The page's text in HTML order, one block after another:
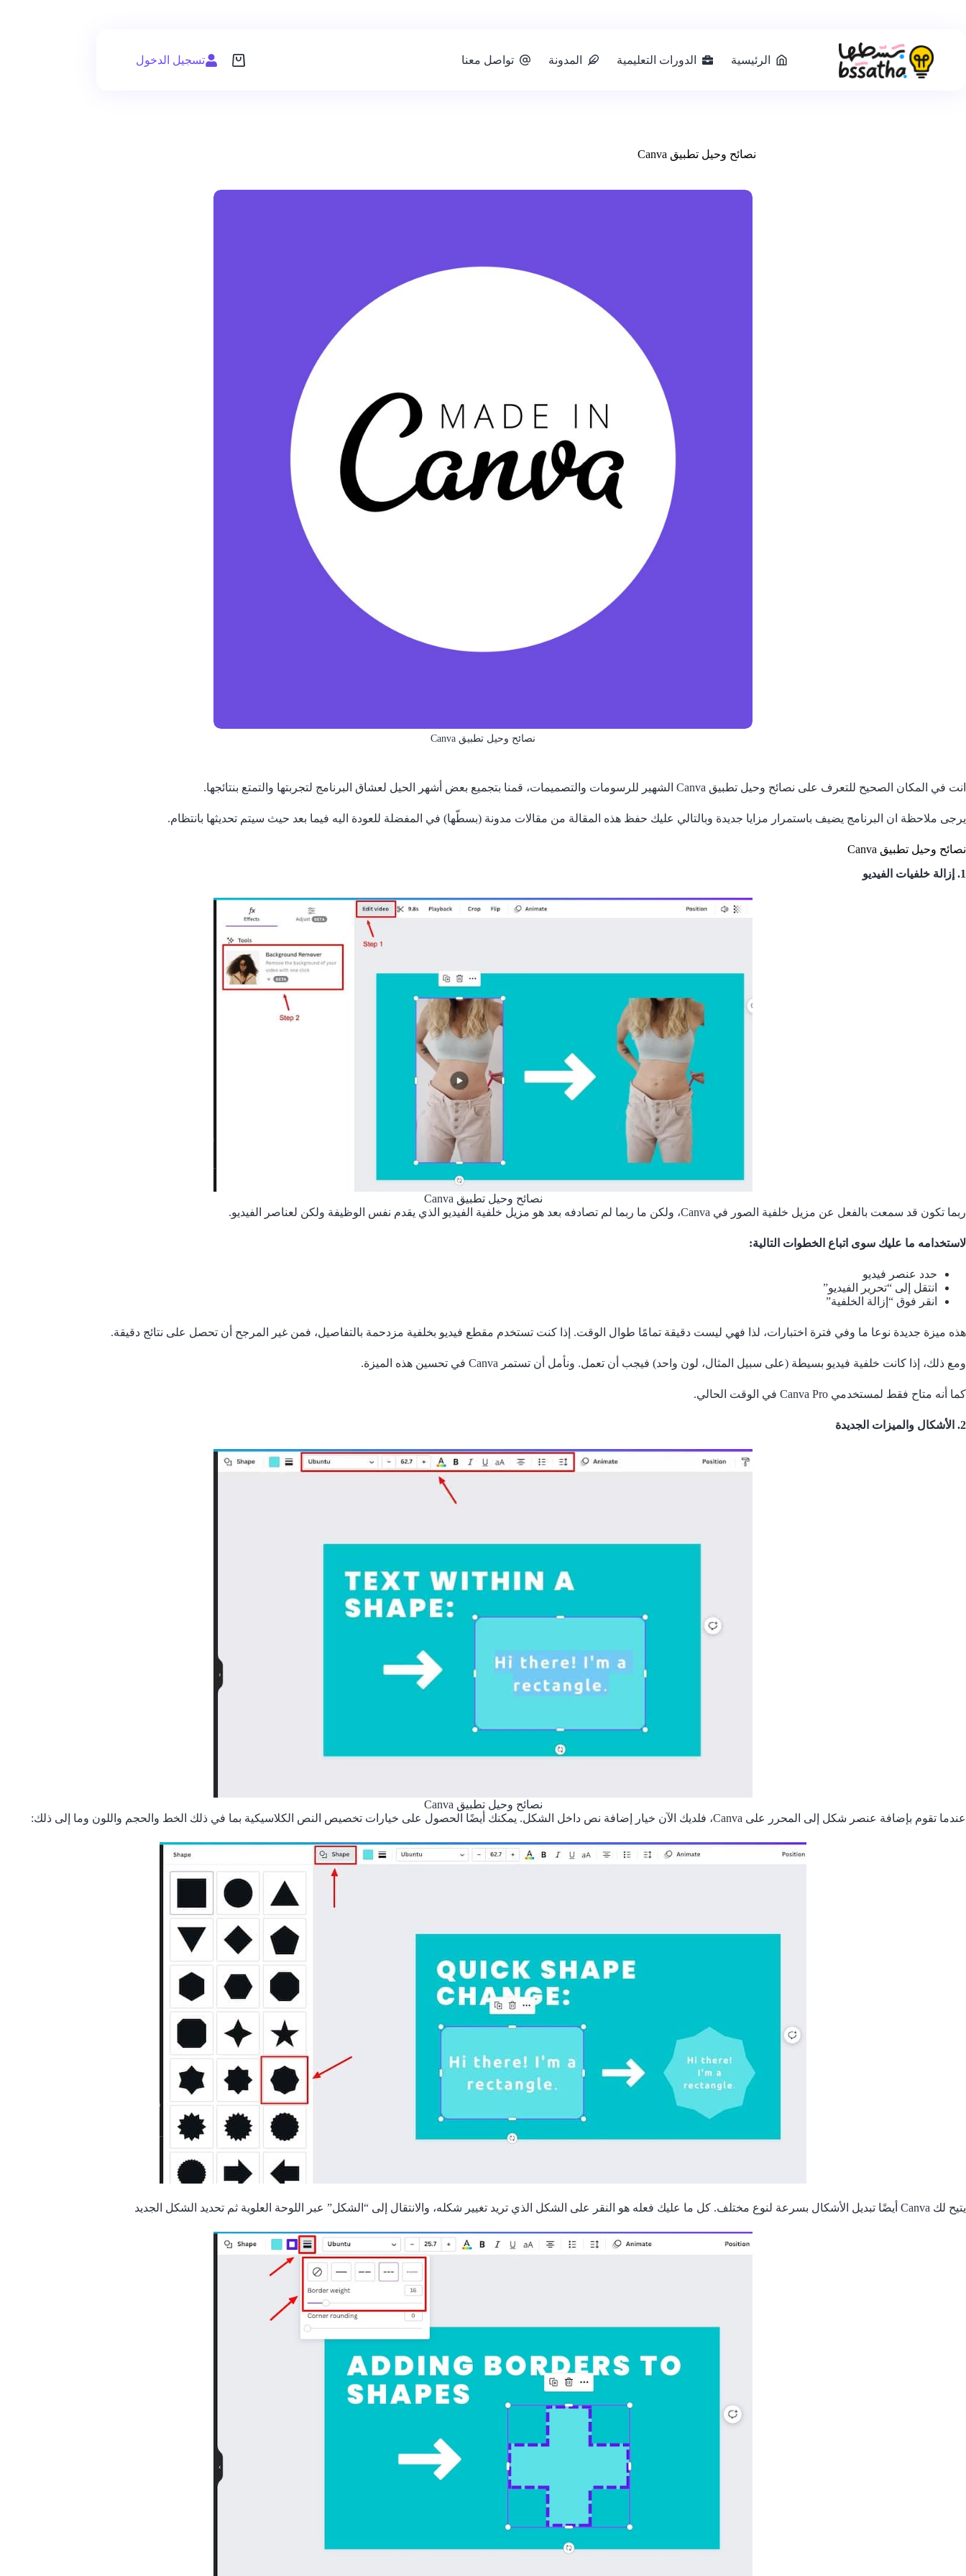
الرئيسية الدورات التعليمية المدونة تواصل معنا تسجيل الدخول
نصائح وحيل تطبيق Canva
نصائح وحيل تطبيق Canva
انت في المكان الصحيح للتعرف على نصائح وحيل تطبيق Canva الشهير للرسومات والتصميمات، قمنا بتجميع بعض أشهر الحيل لعشاق البرنامج لتجربتها والتمتع بنتائجها.
يرجى ملاحظة ان البرنامج يضيف باستمرار مزايا جديدة وبالتالي عليك حفظ هذه المقالة من مقالات مدونة (بسطّها) في المفضلة للعودة اليه فيما بعد حيث سيتم تحديثها بانتظام.
نصائح وحيل تطبيق Canva
1. إزالة خلفيات الفيديو
نصائح وحيل تطبيق Canva
ربما تكون قد سمعت بالفعل عن مزيل خلفية الصور في Canva، ولكن ما ربما لم تصادفه بعد هو مزيل خلفية الفيديو الذي يقدم نفس الوظيفة ولكن لعناصر الفيديو.
لاستخدامه ما عليك سوى اتباع الخطوات التالية:
حدد عنصر فيديو
انتقل إلى “تحرير الفيديو”
انقر فوق “إزالة الخلفية”
هذه ميزة جديدة نوعا ما وفي فترة اختبارات، لذا فهي ليست دقيقة تمامًا طوال الوقت. إذا كنت تستخدم مقطع فيديو بخلفية مزدحمة بالتفاصيل، فمن غير المرجح أن تحصل على نتائج دقيقة.
ومع ذلك، إذا كانت خلفية فيديو بسيطة (على سبيل المثال، لون واحد) فيجب أن تعمل. ونأمل أن تستمر Canva في تحسين هذه الميزة.
كما أنه متاح فقط لمستخدمي Canva Pro في الوقت الحالي.
2. الأشكال والميزات الجديدة
نصائح وحيل تطبيق Canva
عندما تقوم بإضافة عنصر شكل إلى المحرر على Canva، فلديك الآن خيار إضافة نص داخل الشكل. يمكنك أيضًا الحصول على خيارات تخصيص النص الكلاسيكية بما في ذلك الخط والحجم واللون وما إلى ذلك:
يتيح لك Canva أيضًا تبديل الأشكال بسرعة لنوع مختلف. كل ما عليك فعله هو النقر على الشكل الذي تريد تغيير شكله، والانتقال إلى “الشكل” عبر اللوحة العلوية ثم تحديد الشكل الجديد